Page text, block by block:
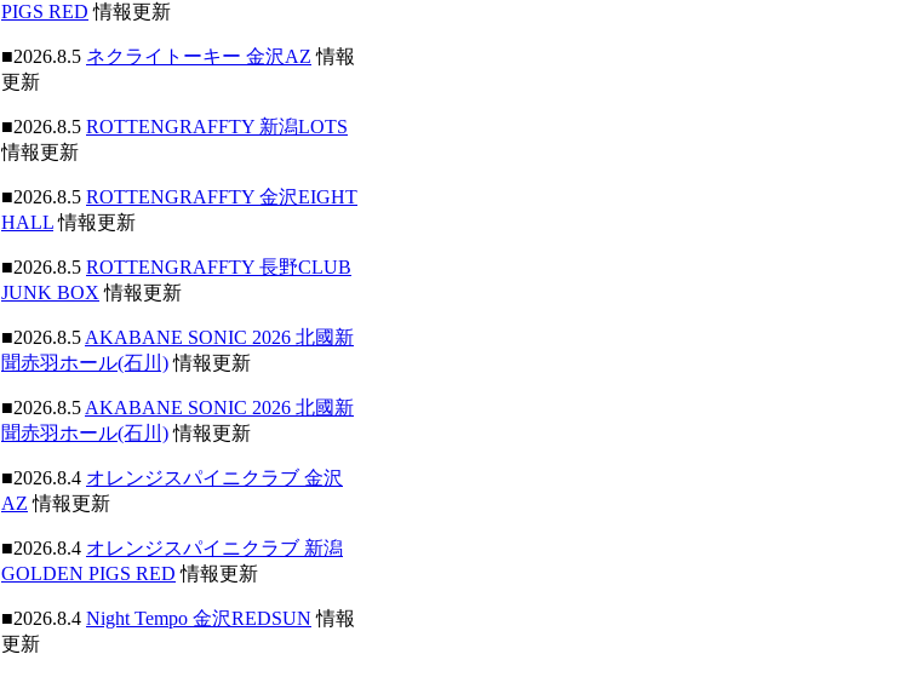
PIGS RED 情報更新
■2026.8.5 ネクライトーキー 金沢AZ 情報
更新
■2026.8.5 ROTTENGRAFFTY 新潟LOTS
情報更新
■2026.8.5 ROTTENGRAFFTY 金沢EIGHT
HALL情報更新
■2026.8.5 ROTTENGRAFFTY 長野CLUB
JUNK BOX 情報更新
■2026.8.5 AKABANE SONIC 2026 北國新
聞赤羽ホール(石川)情報更新
■2026.8.5 AKABANE SONIC 2026 北國新
聞赤羽ホール(石川)情報更新
■2026.8.4 オレンジスパイニクラブ 金沢
AZ 情報更新
■2026.8.4 オレンジスパイニクラブ 新潟
GOLDEN PIGS RED 情報更新
■2026.8.4 Night Tempo 金沢REDSUN 情報
更新